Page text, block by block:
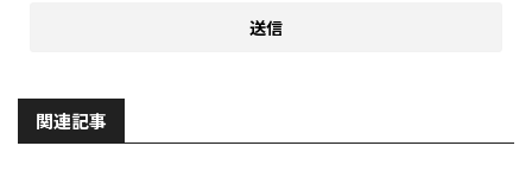
関連記事